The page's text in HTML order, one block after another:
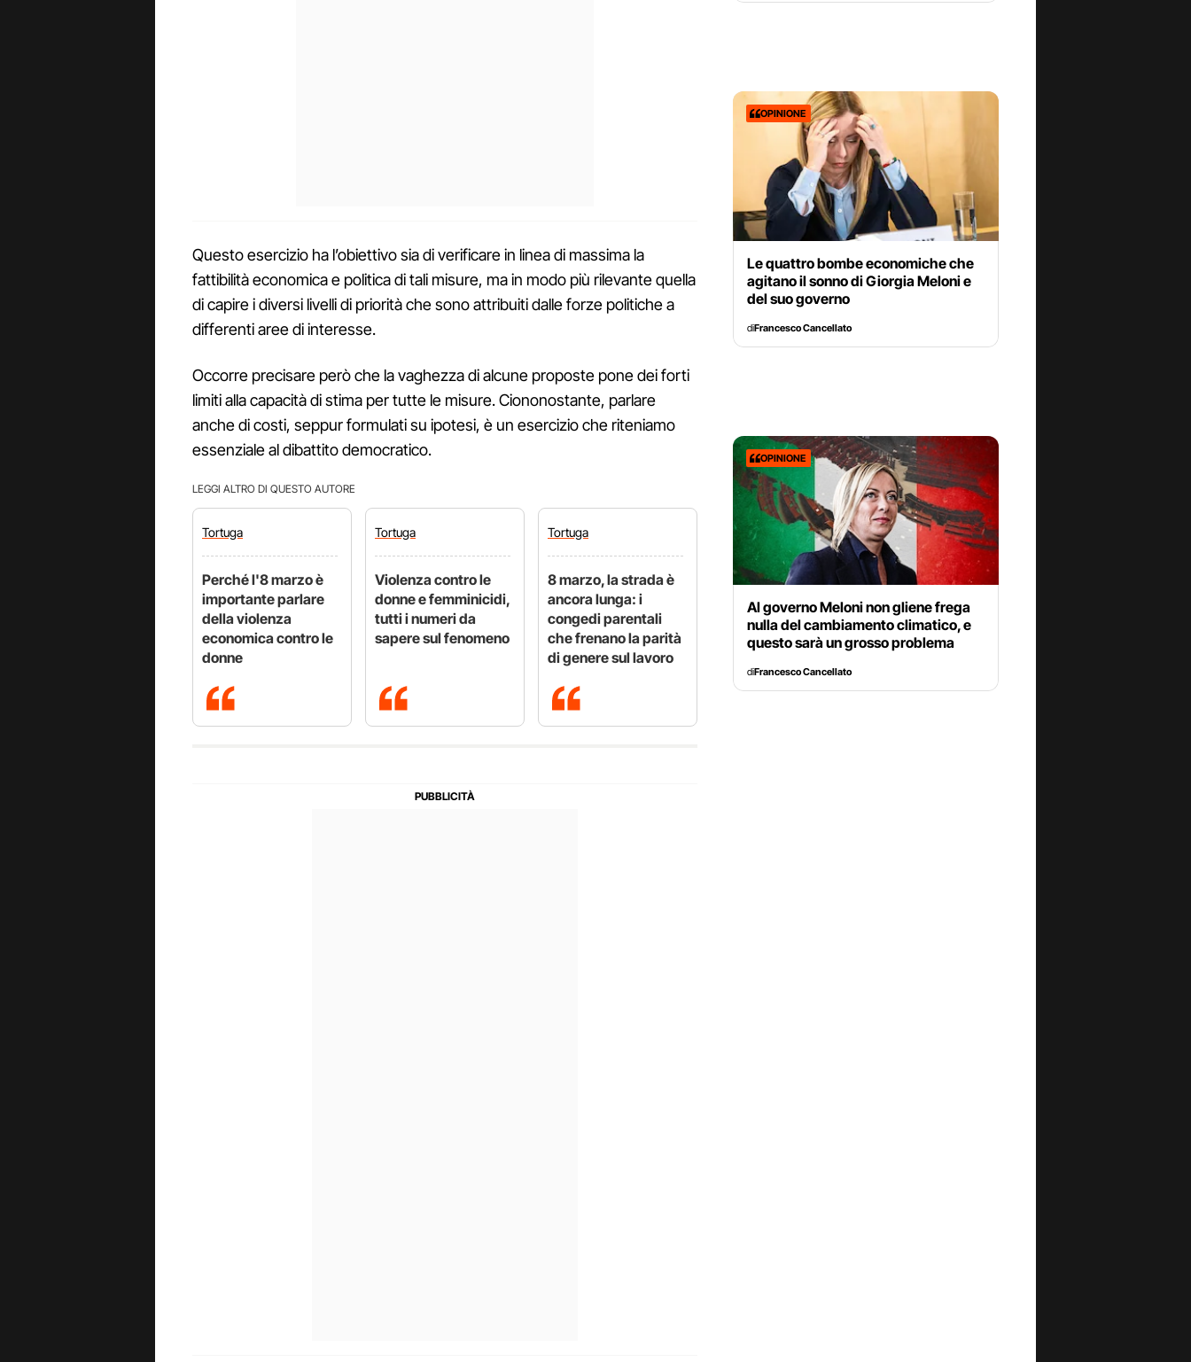
Questo esercizio ha l’obiettivo sia di verificare in linea di massima la
fattibilità economica e politica di tali misure, ma in modo più rilevante quella
di capire i diversi livelli di priorità che sono attribuiti dalle forze politiche a
differenti aree di interesse.
Occorre precisare però che la vaghezza di alcune proposte pone dei forti
limiti alla capacità di stima per tutte le misure. Ciononostante, parlare
anche di costi, seppur formulati su ipotesi, è un esercizio che riteniamo
essenziale al dibattito democratico.
LEGGI ALTRO DI QUESTO AUTORE
Tortuga
Perché l'8 marzo è
importante parlare
della violenza
economica contro le
donne
Tortuga
Violenza contro le
donne e femminicidi,
tutti i numeri da
sapere sul fenomeno
Tortuga
8 marzo, la strada è
ancora lunga: i
congedi parentali
che frenano la parità
di genere sul lavoro
OPINIONE
Le quattro bombe economiche che
agitano il sonno di Giorgia Meloni e
del suo governo
diFrancesco Cancellato
OPINIONE
Al governo Meloni non gliene frega
nulla del cambiamento climatico, e
questo sarà un grosso problema
diFrancesco Cancellato